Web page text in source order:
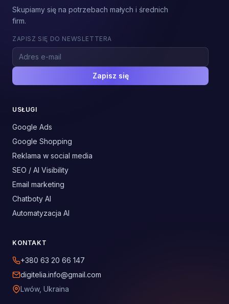
Skupiamy się na potrzebach małych i średnich
firm.
ZAPISZ SIĘ DO NEWSLETTERA
Zapisz się
USŁUGI
Google Ads
Google Shopping
Reklama w social media
SEO / AI Visibility
Email marketing
Chatboty AI
Automatyzacja AI
KONTAKT
+380 63 20 66 147
digitelia.info@gmail.com
Lwów, Ukraina